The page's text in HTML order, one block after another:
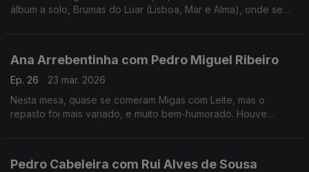
álbum a solo, Brumas do Luar (Lisboa, Mar e Alma), onde se
Ana Arrebentinha com Pedro Miguel Ribeiro
Ep. 26
23 mar. 2026
Nesta mesa, quase se comeram Migas com Leite, mas o
repasto foi mais variado, e muito bem-humorado. Houve
Pedro Cabeleira com Rui Alves de Sousa